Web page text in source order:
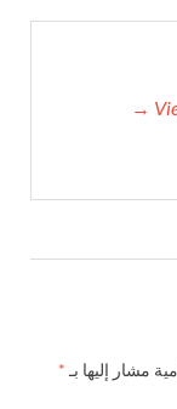
مشار إليها بـ *